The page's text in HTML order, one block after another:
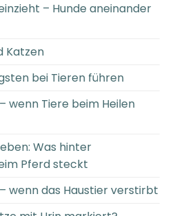
– Hunde aneinander
Katzen
bei Tieren führen
wenn Tiere beim Heilen
Was hinter
Pferd steckt
wenn das Haustier verstirbt